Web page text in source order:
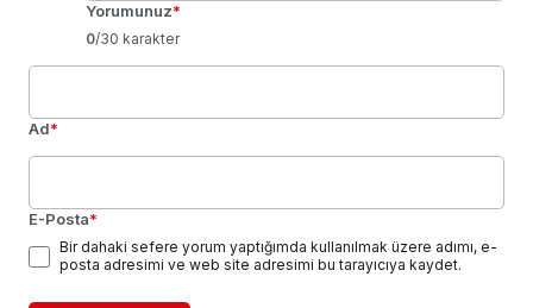
Yorumunuz*
0/30 karakter
Ad*
E-Posta*
Bir dahaki sefere yorum yaptığımda kullanılmak üzere adımı, e-
posta adresimi ve web site adresimi bu tarayıcıya kaydet.